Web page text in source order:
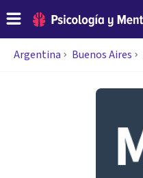
Argentina Buenos Aires